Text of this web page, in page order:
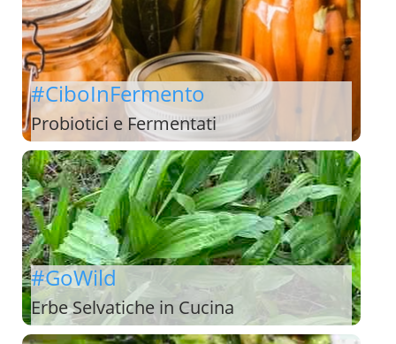
#CiboInFermento
Probiotici e Fermentati
#GoWild
Erbe Selvatiche in Cucina